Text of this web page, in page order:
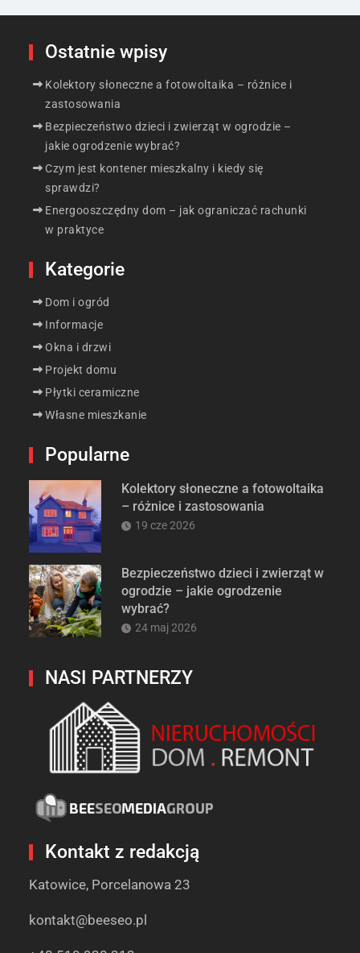
Ostatnie wpisy
Kolektory słoneczne a fotowoltaika – różnice i
zastosowania
Bezpieczeństwo dzieci i zwierząt w ogrodzie –
jakie ogrodzenie wybrać?
Czym jest kontener mieszkalny i kiedy się
sprawdzi?
Energooszczędny dom – jak ograniczać rachunki
w praktyce
Kategorie
Dom i ogród
Informacje
Okna i drzwi
Projekt domu
Płytki ceramiczne
Własne mieszkanie
Popularne
Kolektory słoneczne a fotowoltaika
– różnice i zastosowania
19 cze 2026
Bezpieczeństwo dzieci i zwierząt w
ogrodzie – jakie ogrodzenie
wybrać?
24 maj 2026
NASI PARTNERZY
Kontakt z redakcją
Katowice, Porcelanowa 23
kontakt@beeseo.pl